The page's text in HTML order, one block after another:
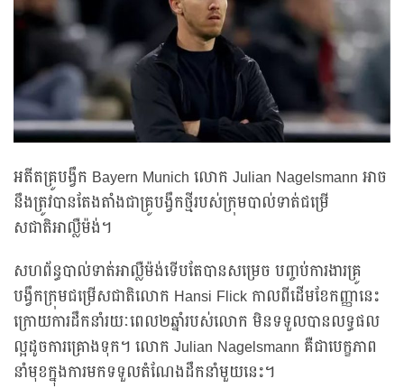
អតីតគ្រូបង្វឹក Bayern Munich លោក Julian Nagelsmann អាច
នឹងត្រូវបានតែងតាំងជាគ្រូបង្វឹកថ្មីរបស់ក្រុមបាល់ទាត់ជម្រើ
សជាតិអាល្លឺម៉ង់។
សហព័ន្ធបាល់ទាត់អាល្លឺម៉ង់ទើបតែបានសម្រេច បញ្ចប់ការងារគ្រូ
បង្វឹកក្រុមជម្រើសជាតិលោក Hansi Flick កាលពីដើមខែកញ្ញានេះ
ក្រោយការដឹកនាំរយៈពេល២ឆ្នាំរបស់លោក មិនទទួលបានលទ្ធផល
ល្អដូចការគ្រោងទុក។ លោក Julian Nagelsmann គឺជាបេក្ខភាព
នាំមុខក្នុងការមកទទួលតំណែងដឹកនាំមួយនេះ។